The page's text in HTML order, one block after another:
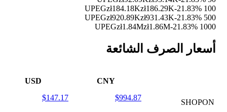
100 UPEG
zł184.18Kzł186.29K-21.83%
500 UPEG
zł920.89Kzł931.43K-21.83%
1000 UPEG
zł1.84Mzł1.86M-21.83%
أسعار الصرف الشائعة
CNY
USD
SHOPON
$994.87
$147.17